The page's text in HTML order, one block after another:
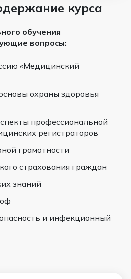
курса
обучения
вопросы:
«Медицинский
охраны здоровья
профессиональной
регистраторов
грамотности
страхования граждан
знаний
и инфекционный